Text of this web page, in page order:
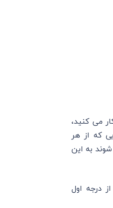
می کنید،
که از هر
به این
درجه اول